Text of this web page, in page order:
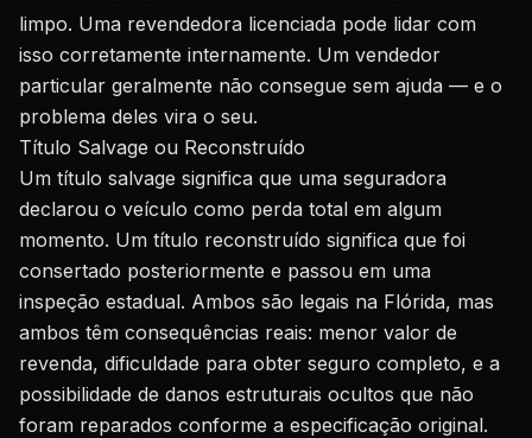
limpo. Uma revendedora licenciada pode lidar com
isso corretamente internamente. Um vendedor
particular geralmente não consegue sem ajuda — e o
problema deles vira o seu.
Título Salvage ou Reconstruído
Um título salvage significa que uma seguradora
declarou o veículo como perda total em algum
momento. Um título reconstruído significa que foi
consertado posteriormente e passou em uma
inspeção estadual. Ambos são legais na Flórida, mas
ambos têm consequências reais: menor valor de
revenda, dificuldade para obter seguro completo, e a
possibilidade de danos estruturais ocultos que não
foram reparados conforme a especificação original.